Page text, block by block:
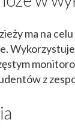
ma na
z